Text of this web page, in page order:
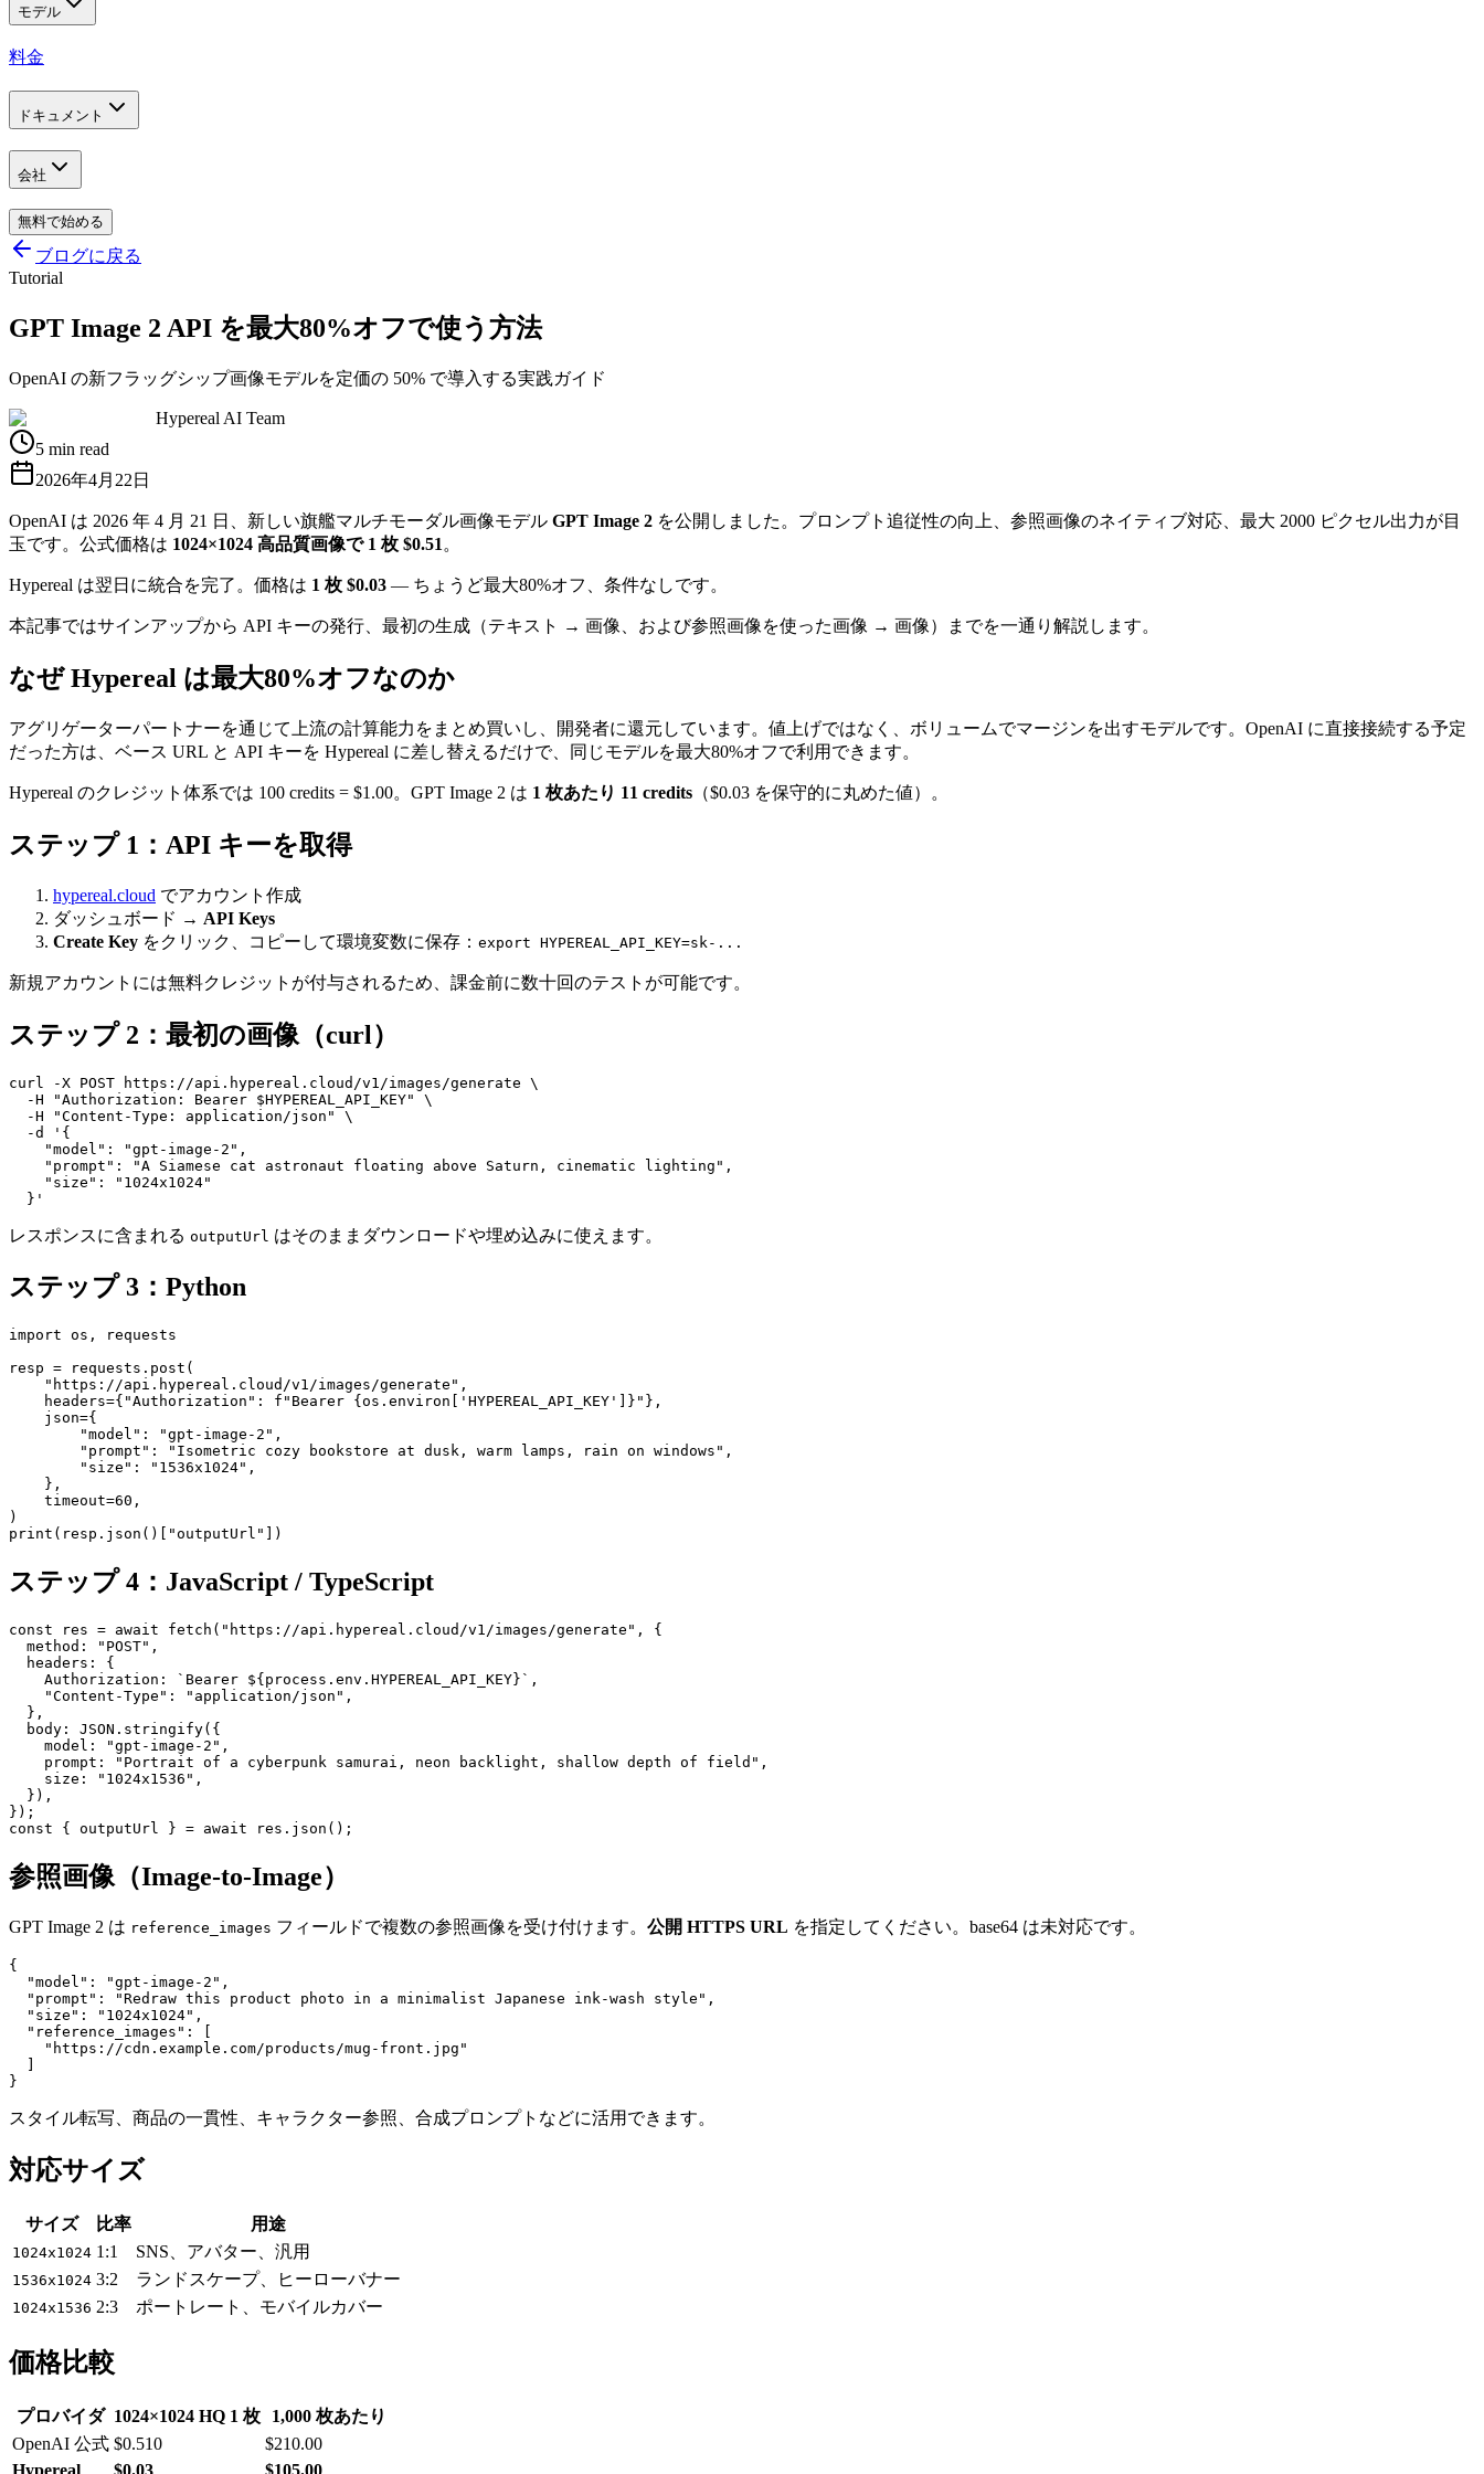
モデル
料金
ドキュメント
会社
無料で始める
ブログに戻る
Tutorial
GPT Image 2 API を最大80%オフで使う方法
OpenAI の新フラッグシップ画像モデルを定価の 50% で導入する実践ガイド
Hypereal AI Team
5 min read
2026年4月22日
OpenAI は 2026 年 4 月 21 日、新しい旗艦マルチモーダル画像モデル GPT Image 2 を公開しました。プロンプト追従性の向上、参照画像のネイティブ対応、最大 2000 ピクセル出力が目
玉です。公式価格は 1024×1024 高品質画像で 1 枚 $0.51 。
Hypereal は翌日に統合を完了。価格は 1 枚 $0.03 — ちょうど最大80%オフ、条件なしです。
本記事ではサインアップから API キーの発行、最初の生成（テキスト → 画像、および参照画像を使った画像 → 画像）までを一通り解説します。
なぜ Hypereal は最大80%オフなのか
アグリゲーターパートナーを通じて上流の計算能力をまとめ買いし、開発者に還元しています。値上げではなく、ボリュームでマージンを出すモデルです。OpenAI に直接接続する予定
だった方は、ベース URL と API キーを Hypereal に差し替えるだけで、同じモデルを最大80%オフで利用できます。
Hypereal のクレジット体系では 100 credits = $1.00。GPT Image 2 は 1 枚あたり 11 credits （$0.03 を保守的に丸めた値）。
ステップ 1：API キーを取得
hypereal.cloud でアカウント作成
ダッシュボード → API Keys
Create Key をクリック、コピーして環境変数に保存： export HYPEREAL_API_KEY=sk-...
新規アカウントには無料クレジットが付与されるため、課金前に数十回のテストが可能です。
ステップ 2：最初の画像（curl）
curl -X POST https://api.hypereal.cloud/v1/images/generate \
  -H "Authorization: Bearer $HYPEREAL_API_KEY" \
  -H "Content-Type: application/json" \
  -d '{
    "model": "gpt-image-2",
    "prompt": "A Siamese cat astronaut floating above Saturn, cinematic lighting",
    "size": "1024x1024"
レスポンスに含まれる outputUrl はそのままダウンロードや埋め込みに使えます。
ステップ 3：Python
import os, requests
resp = requests.post(
    "https://api.hypereal.cloud/v1/images/generate",
    headers={"Authorization": f"Bearer {os.environ['HYPEREAL_API_KEY']}"},
    json={
        "model": "gpt-image-2",
        "prompt": "Isometric cozy bookstore at dusk, warm lamps, rain on windows",
        "size": "1536x1024",
    },
    timeout=60,
)
ステップ 4：JavaScript / TypeScript
const res = await fetch("https://api.hypereal.cloud/v1/images/generate", {
  method: "POST",
  headers: {
    Authorization: `Bearer ${process.env.HYPEREAL_API_KEY}`,
    "Content-Type": "application/json",
  },
  body: JSON.stringify({
    model: "gpt-image-2",
    prompt: "Portrait of a cyberpunk samurai, neon backlight, shallow depth of field",
    size: "1024x1536",
  }),
});
参照画像（Image-to-Image）
GPT Image 2 は reference_images フィールドで複数の参照画像を受け付けます。 公開 HTTPS URL を指定してください。base64 は未対応です。
{
  "model": "gpt-image-2",
  "prompt": "Redraw this product photo in a minimalist Japanese ink-wash style",
  "size": "1024x1024",
  "reference_images": [
    "https://cdn.example.com/products/mug-front.jpg"
スタイル転写、商品の一貫性、キャラクター参照、合成プロンプトなどに活用できます。
対応サイズ
サイズ 比率 用途
1024x1024 1:1 SNS、アバター、汎用
1536x1024 3:2 ランドスケープ、ヒーローバナー
1024x1536 2:3 ポートレート、モバイルカバー
価格比較
プロバイダ 1024×1024 HQ 1 枚
1,000 枚あたり
OpenAI 公式 $0.510
$210.00
Hypereal
$0.03 $105.00